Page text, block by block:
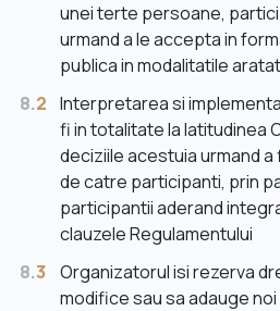
unei terte persoane,
urmand a le accepta in
publica in modalitatile
8.2 Interpretarea si
fi in totalitate la latitudinea
deciziile acestuia urmand
de catre participanti, prin
participantii aderand
clauzele Regulamentului
8.3 Organizatorul isi rezerva
modifice sau sa adauge